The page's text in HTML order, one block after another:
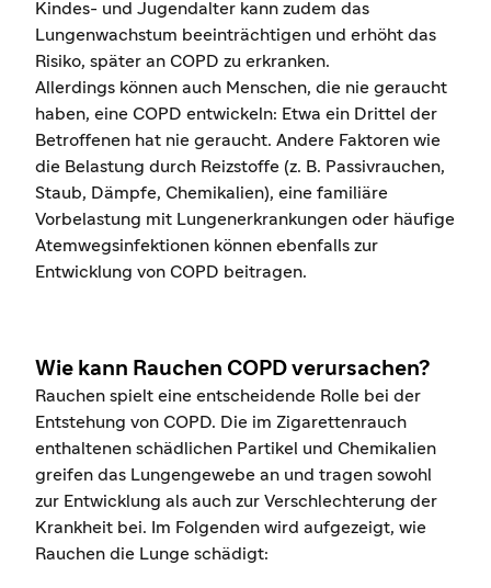
Kindes- und Jugendalter kann zudem das
Lungenwachstum beeinträchtigen und erhöht das
Risiko, später an COPD zu erkranken.
Allerdings können auch Menschen, die nie geraucht
haben, eine COPD entwickeln: Etwa ein Drittel der
Betroffenen hat nie geraucht. Andere Faktoren wie
die Belastung durch Reizstoffe (z. B. Passivrauchen,
Staub, Dämpfe, Chemikalien), eine familiäre
Vorbelastung mit Lungenerkrankungen oder häufige
Atemwegsinfektionen können ebenfalls zur
Entwicklung von COPD beitragen.
Wie kann Rauchen COPD verursachen?
Rauchen spielt eine entscheidende Rolle bei der
Entstehung von COPD. Die im Zigarettenrauch
enthaltenen schädlichen Partikel und Chemikalien
greifen das Lungengewebe an und tragen sowohl
zur Entwicklung als auch zur Verschlechterung der
Krankheit bei. Im Folgenden wird aufgezeigt, wie
Rauchen die Lunge schädigt: